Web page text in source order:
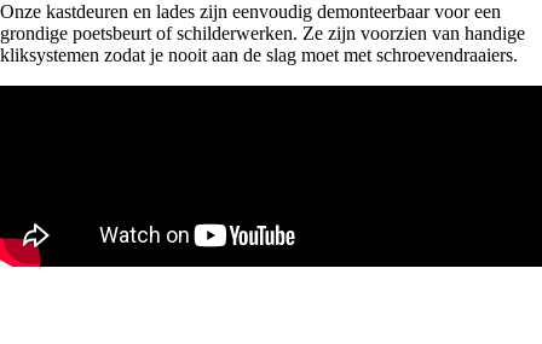
Onze kastdeuren en lades zijn eenvoudig demonteerbaar voor een
grondige poetsbeurt of schilderwerken. Ze zijn voorzien van handige
kliksystemen zodat je nooit aan de slag moet met schroevendraaiers.